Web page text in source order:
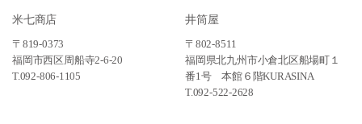
米七商店
〒819-0373
福岡市西区周船寺2-6-20
T.092-806-1105
井筒屋
〒802-8511
福岡県北九州市小倉北区船場町１
番1号 本館６階KURASINA
T.092-522-2628